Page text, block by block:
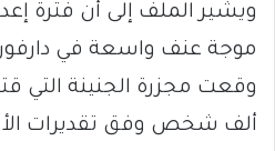
ويشير الملف إلى أن فترة
موجة عنف واسعة في
ألف شخص وفق تقديرات